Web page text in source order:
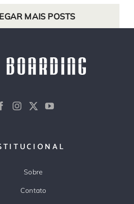
MAIS POSTS
Sobre
Contato